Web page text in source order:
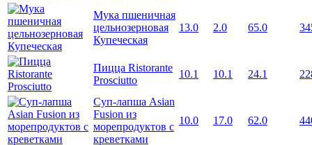
Мука пшеничная
цельнозерновая
Купеческая
13.0 2.0 65.0
Пицца Ristorante
Prosciutto
10.1 10.1 24.1
Суп-лапша Asian
Fusion из
морепродуктов с
креветками
10.0 17.0 62.0